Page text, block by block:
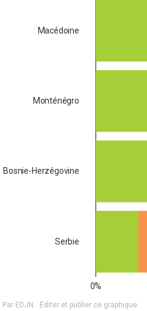
0%
Editer et publier ce graphique
Par EDJN
Macédoine
Monténégro
Bosnie-Herzégovine
Serbie